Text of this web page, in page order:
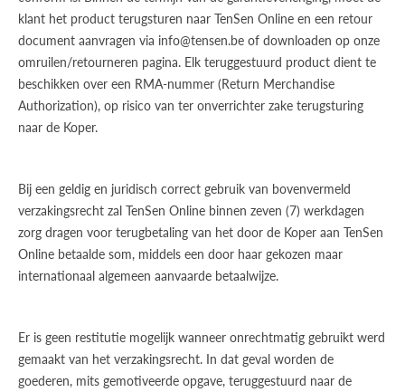
klant het product terugsturen naar TenSen Online en een retour
document aanvragen via info@tensen.be of downloaden op onze
omruilen/retourneren pagina. Elk teruggestuurd product dient te
beschikken over een RMA-nummer (Return Merchandise
Authorization), op risico van ter onverrichter zake terugsturing
naar de Koper.
Bij een geldig en juridisch correct gebruik van bovenvermeld
verzakingsrecht zal TenSen Online binnen zeven (7) werkdagen
zorg dragen voor terugbetaling van het door de Koper aan TenSen
Online betaalde som, middels een door haar gekozen maar
internationaal algemeen aanvaarde betaalwijze.
Er is geen restitutie mogelijk wanneer onrechtmatig gebruikt werd
gemaakt van het verzakingsrecht. In dat geval worden de
goederen, mits gemotiveerde opgave, teruggestuurd naar de